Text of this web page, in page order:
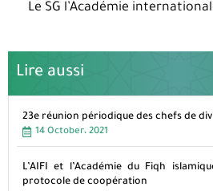
Le SG l’Académie
Lire aussi
23e réunion périodique des chefs de
14 October، 2021
L’AIFI et l’Académie du Fiqh
protocole de coopération